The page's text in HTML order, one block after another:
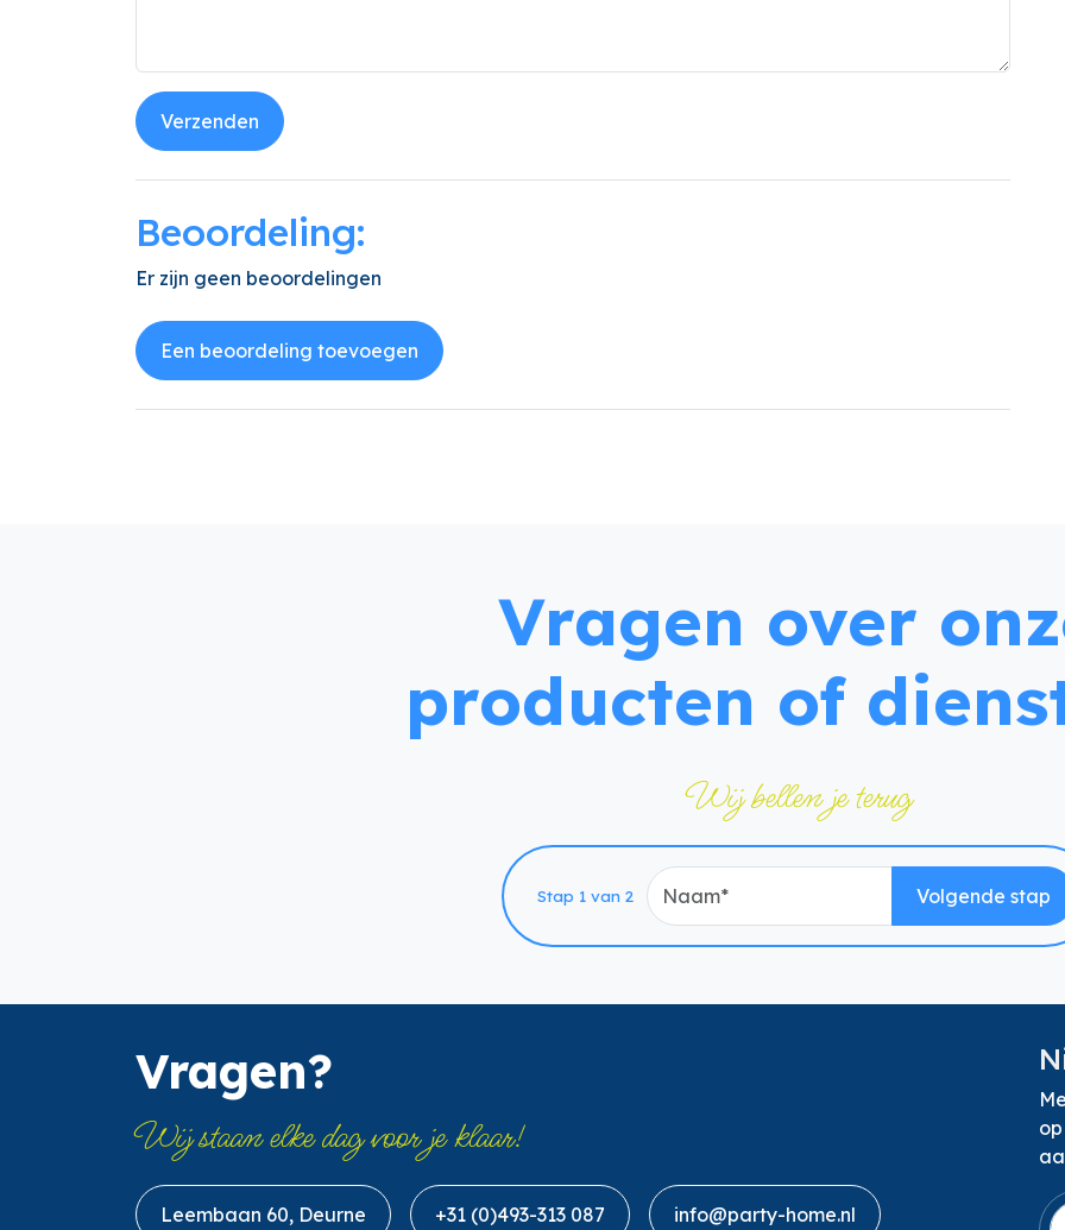
Verzenden
Beoordeling:
Er zijn geen beoordelingen
Een beoordeling toevoegen
Vragen over
producten of
Wij bellen je terug
Stap 1 van 2 Volgende stap
Vragen?
Wij staan elke dag voor je klaar!
Leembaan 60, Deurne +31 (0)493-313 087 info@party-home.nl